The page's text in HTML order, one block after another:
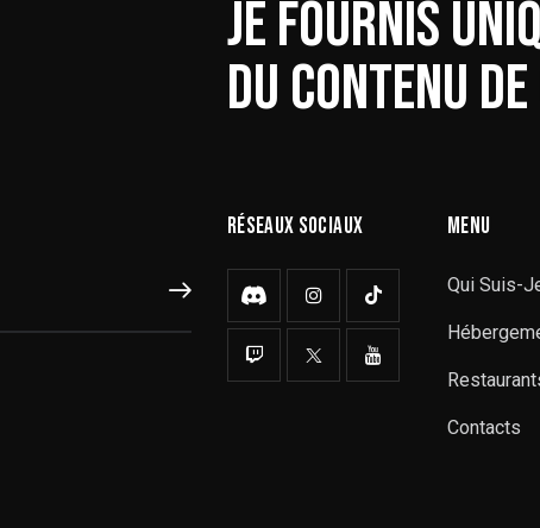
JE FOURNIS
DU CONTENU
S'ABONNER
RÉSEAUX SOCIAUX MENU
Qui Suis-
Contacts